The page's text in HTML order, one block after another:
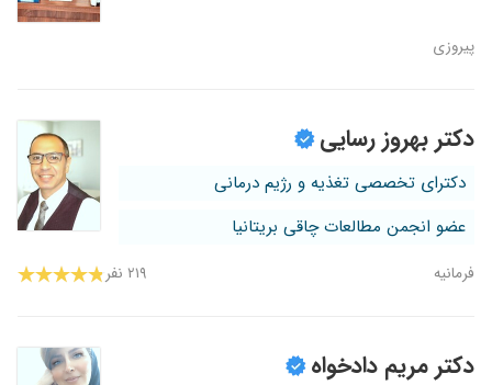
پیروزی
دکتر بهروز رسایی
دکترای تخصصی تغذیه و رژیم درمانی
عضو انجمن مطالعات چاقی بریتانیا
فرمانیه ۲۱۹ نفر
دکتر مریم دادخواه